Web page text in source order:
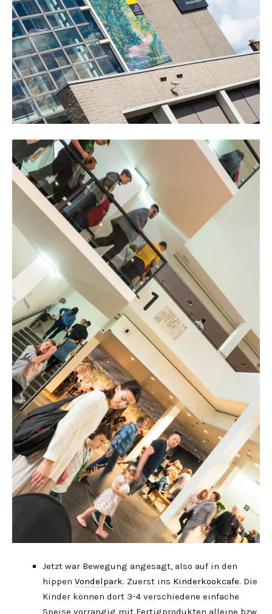
Jetzt war Bewegung angesagt, also auf in den
hippen Vondelpark. Zuerst ins Kinderkookcafe. Die
Kinder können dort 3-4 verschiedene einfache
Speise vorrangig mit Fertigprodukten alleine bzw.